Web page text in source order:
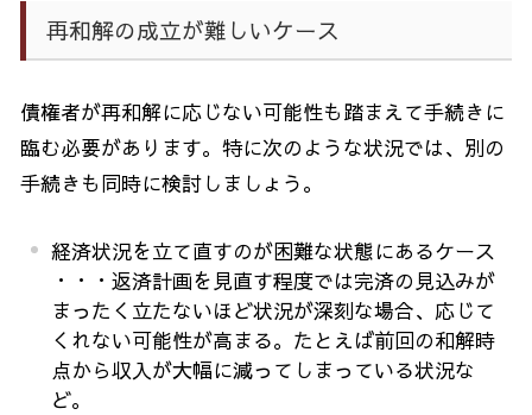
再和解の成立が難しいケース
債権者が再和解に応じない可能性も踏まえて手続きに
臨む必要があります。特に次のような状況では、別の
手続きも同時に検討しましょう。
経済状況を立て直すのが困難な状態にあるケース
・・・返済計画を見直す程度では完済の見込みが
まったく立たないほど状況が深刻な場合、応じて
くれない可能性が高まる。たとえば前回の和解時
点から収入が大幅に減ってしまっている状況な
ど。